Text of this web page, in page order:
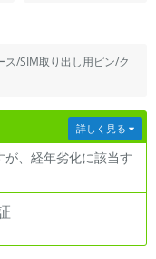
/SIM取り出し用ピン/ク
、経年劣化に該当す
詳しく見る